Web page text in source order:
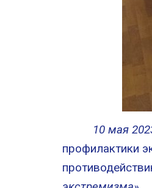
10 мая
профилактики